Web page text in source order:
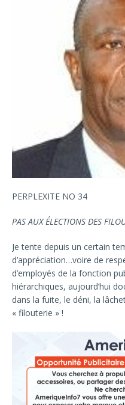
PERPLEXITE NO 34
PAS AUX ÉLECTIONS DES
Je tente depuis un certain
d’appréciation…voire de
d’employés de la fonction
hiérarchiques, aujourd’hui
dans la fuite, le déni, la
« filouterie » !